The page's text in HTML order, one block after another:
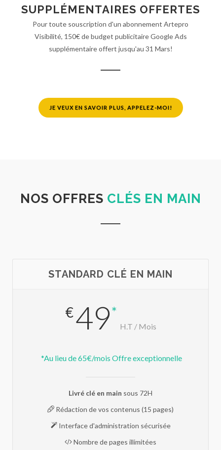
SUPPLÉMENTAIRES OFFERTES
Pour toute souscription d'un abonnement Artepro
Visibilité, 150€ de budget publicitaire Google Ads
supplémentaire offert jusqu'au 31 Mars!
JE VEUX EN SAVOIR PLUS, APPELEZ-MOI!
NOS OFFRES CLÉS EN MAIN
STANDARD CLÉ EN MAIN
€49*
H.T / Mois
*Au lieu de 65€/mois Offre exceptionnelle
Livré clé en main sous 72H
Rédaction de vos contenus (15 pages)
Interface d'administration sécurisée
Nombre de pages illimitées